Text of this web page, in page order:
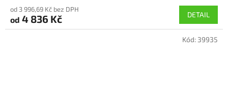
produktu
je
5,0
od 3 996,69 Kč bez DPH
od 4 836 Kč DETAIL
Kód: 39935